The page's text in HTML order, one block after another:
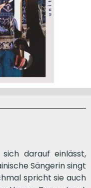
darauf einlässt,
Sängerin singt
spricht sie auch